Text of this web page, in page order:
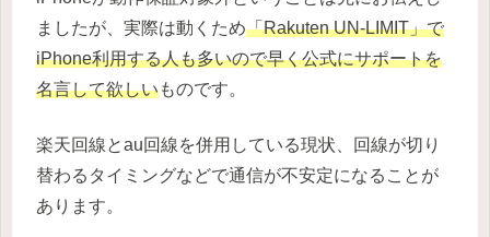
ましたが、実際は動くため「Rakuten UN-LIMIT」で
iPhone利用する人も多いので早く公式にサポートを
名言して欲しいものです。
楽天回線とau回線を併用している現状、回線が切り
替わるタイミングなどで通信が不安定になることが
あります。